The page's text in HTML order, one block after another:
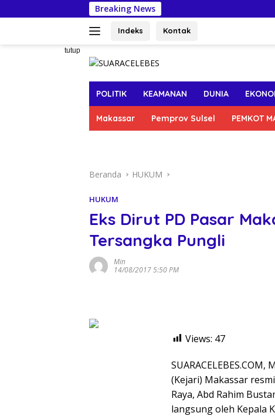
ke
Breaking News DLH
Indeks Kontak
tutup
POLITIK KEAMANAN DUNIA
Makassar Pemprov Sulsel PEMKOT
Beranda HUKUM
HUKUM
Eks Dirut PD Pasar
Tersangka Pungli
Min
14/08/2017 5:50 PM
Views: 47
(Kejari) Makassar
Raya, Abd Rahim
langsung oleh Kepala